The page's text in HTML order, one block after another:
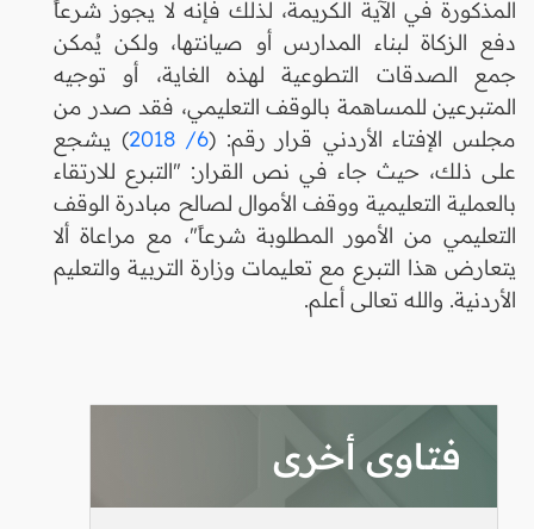
المذكورة في الآية الكريمة، لذلك فإنه لا يجوز شرعاً
دفع الزكاة لبناء المدارس أو صيانتها، ولكن يُمكن
جمع الصدقات التطوعية لهذه الغاية، أو توجيه
المتبرعين للمساهمة بالوقف التعليمي، فقد صدر من
مجلس الإفتاء الأردني قرار رقم: (6/ 2018
) يشجع
على ذلك، حيث جاء في نص القرار: "التبرع للارتقاء
بالعملية التعليمية ووقف الأموال لصالح مبادرة الوقف
التعليمي من الأمور المطلوبة شرعاً"، مع مراعاة ألا
يتعارض هذا التبرع مع تعليمات وزارة التربية والتعليم
الأردنية. والله تعالى أعلم.
فتاوى أخرى